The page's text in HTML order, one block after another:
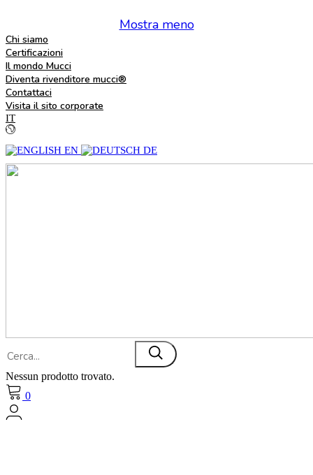
Mostra meno
Chi siamo
Certificazioni
Il mondo Mucci
Diventa rivenditore mucci®
Contattaci
Visita il sito corporate
IT
EN DE
Nessun prodotto trovato.
0